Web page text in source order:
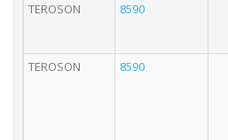
TEROSON
8590
TEROSON
8590